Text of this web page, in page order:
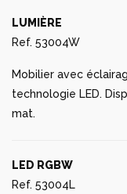
LUMIÈRE
Ref. 53004W
Mobilier avec
technologie LED.
mat.
LED RGBW
Ref. 53004L